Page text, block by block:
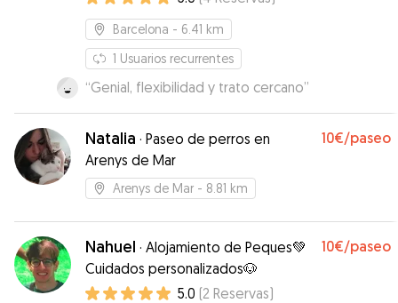
Barcelona - 6.41 km
1 Usuarios recurrentes
“Genial, flexibilidad y trato cercano”
Natalia · Paseo de perros en
Arenys de Mar
10€/paseo
Arenys de Mar - 8.81 km
Nahuel · Alojamiento de Peques💚
Cuidados personalizados🐶
10€/paseo
5.0 (2 Reservas)